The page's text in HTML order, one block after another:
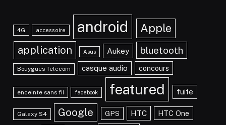
4G accessoire android Apple
application Asus Aukey bluetooth
Bouygues Telecom casque audio concours
enceinte sans fil facebook featured fuite
Galaxy S4 Google GPS HTC HTC One